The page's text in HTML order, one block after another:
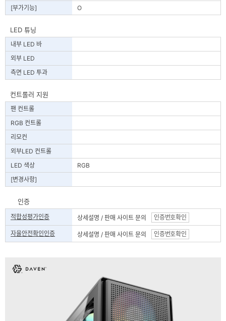
[부가기능]
O
LED 튜닝
내부 LED 바
외부 LED
측면 LED 투과
컨트롤러 지원
팬 컨트롤
RGB 컨트롤
리모컨
외부LED 컨트롤
LED 색상
RGB
[변경사항]
인증
적합성평가인증 상세설명 / 판매 사이트 문의 인증번호확인
자율안전확인인증 상세설명 / 판매 사이트 문의 인증번호확인